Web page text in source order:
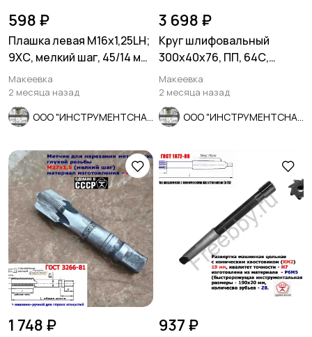
598 ₽
Плашка левая М16х1,25LH;
9ХС, мелкий шаг, 45/14 мм,
ГОСТ 7740-71.
Макеевка
2 месяца назад
3 698 ₽
Круг шлифовальный
300х40х76, ПП, 64С,
зеленый, 40 СМ1, K-L V, ср
зерно
Макеевка
2 месяца назад
1 748 ₽ 937 ₽